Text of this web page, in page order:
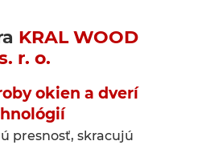
KRAL WOOD
r. o.
okien a dverí
presnosť, skracujú